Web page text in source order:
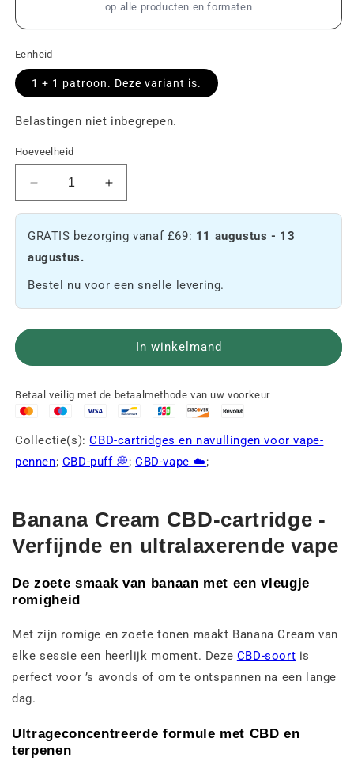
op alle producten en formaten
Eenheid
1 + 1 patroon. Deze variant is.
Belastingen niet inbegrepen.
Hoeveelheid
Verminder
de
Banana
Cream
Cartridge
🍌
Verhoog
de
Banana
Cartridge
🍌
GRATIS bezorging vanaf £69: 11 augustus - 13
augustus.
Bestel nu voor een snelle levering.
In winkelmand
Betaal veilig met de betaalmethode van uw voorkeur
Collectie(s):CBD-cartridges en navullingen voor vape-
pennen; CBD-puff 💭;CBD-vape ☁️;
Banana Cream CBD-cartridge -
Verfijnde en ultralaxerende vape
De zoete smaak van banaan met een vleugje
romigheid
Met zijn romige en zoete tonen maakt Banana Cream van
elke sessie een heerlijk moment. Deze CBD-soort is
perfect voor ’s avonds of om te ontspannen na een lange
dag.
Ultrageconcentreerde formule met CBD en
terpenen